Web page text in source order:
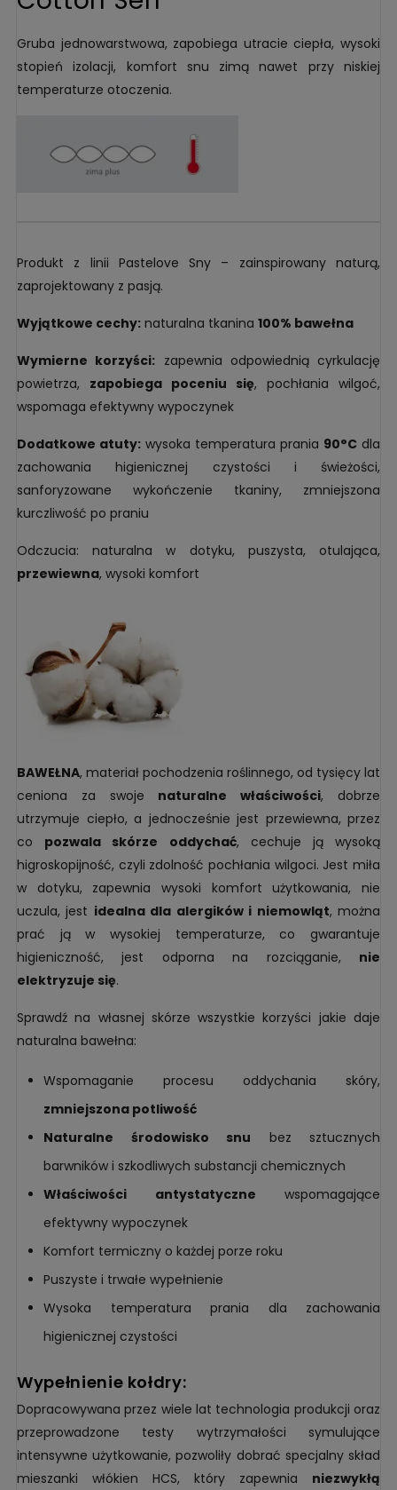
Gruba jednowarstwowa, zapobiega utracie ciepła, wysoki
stopień izolacji, komfort snu zimą nawet przy niskiej
temperaturze otoczenia.
Produkt z linii Pastelove Sny – zainspirowany naturą,
zaprojektowany z pasją.
Wyjątkowe cechy: naturalna tkanina 100% bawełna
Wymierne korzyści: zapewnia odpowiednią cyrkulację
powietrza, zapobiega poceniu się, pochłania wilgoć,
wspomaga efektywny wypoczynek
Dodatkowe atuty: wysoka temperatura prania 90°C dla
zachowania higienicznej czystości i świeżości,
sanforyzowane wykończenie tkaniny, zmniejszona
kurczliwość po praniu
Odczucia: naturalna w dotyku, puszysta, otulająca,
przewiewna, wysoki komfort
BAWEŁNA, materiał pochodzenia roślinnego, od tysięcy lat
ceniona za swoje naturalne właściwości, dobrze
utrzymuje ciepło, a jednocześnie jest przewiewna, przez
co pozwala skórze oddychać, cechuje ją wysoką
higroskopijność, czyli zdolność pochłania wilgoci. Jest miła
w dotyku, zapewnia wysoki komfort użytkowania, nie
uczula, jest idealna dla alergików i niemowląt, można
prać ją w wysokiej temperaturze, co gwarantuje
higieniczność, jest odporna na rozciąganie, nie
elektryzuje się.
Sprawdź na własnej skórze wszystkie korzyści jakie daje
naturalna bawełna:
Wspomaganie procesu oddychania skóry,
zmniejszona potliwość
Naturalne środowisko snu bez sztucznych
barwników i szkodliwych substancji chemicznych
Właściwości antystatyczne wspomagające
efektywny wypoczynek
Komfort termiczny o każdej porze roku
Puszyste i trwałe wypełnienie
Wysoka temperatura prania dla zachowania
higienicznej czystości
wypełnienie kołdry:
Dopracowywana przez wiele lat technologia produkcji oraz
przeprowadzone testy wytrzymałości symulujące
intensywne użytkowanie, pozwoliły dobrać specjalny skład
mieszanki włókien HCS, który zapewnia niezwykłą